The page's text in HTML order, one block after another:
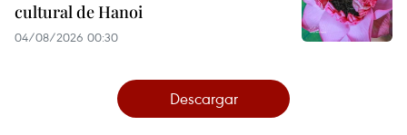
cultural de Hanoi
04/08/2026 00:30
Descargar